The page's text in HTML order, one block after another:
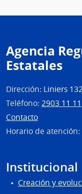
Agencia
Estatales
Dirección: Liniers
Teléfono: 2903 11 11
Contacto
Horario de atención:
Institucional
Creación y